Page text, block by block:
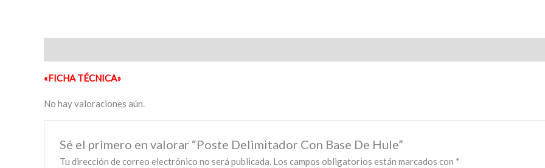
«FICHA TÉCNICA»
No hay valoraciones aún.
Sé el primero en valorar “Poste Delimitador Con Base De Hule”
Tu dirección de correo electrónico no será publicada. Los campos obligatorios están marcados con *